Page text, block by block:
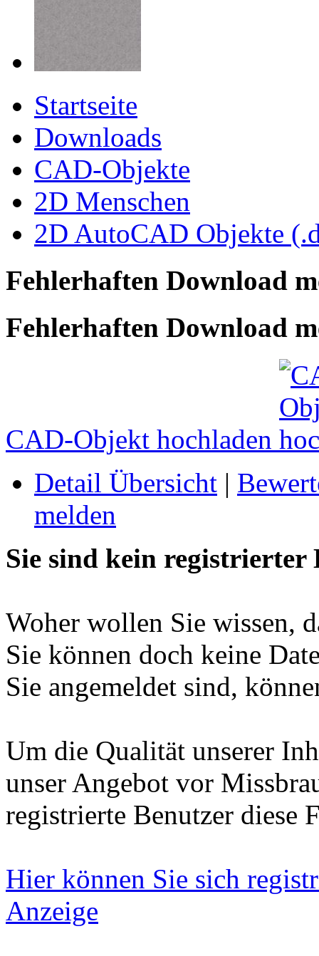
Startseite
Downloads
CAD-Objekte
2D Menschen
2D AutoCAD Objekte
Fehlerhaften Download
Fehlerhaften Download
CAD-Objekt hochladen
Detail Übersicht |
melden
Sie sind kein registrierter
Woher wollen Sie wissen,
Sie können doch keine
Sie angemeldet sind,
Um die Qualität unserer
unser Angebot vor
registrierte Benutzer diese
Hier können Sie sich
Anzeige